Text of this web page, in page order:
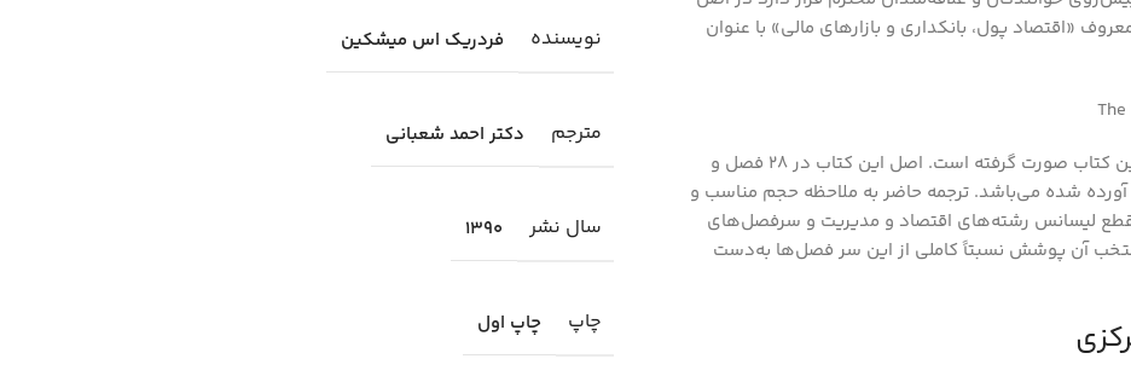
«اقتصاد پول، بانکداري و بازارهاي مالي» با عنوان
تأليف Frederic. S. Miskin که بر اساس نسخه ششم اين کتاب صورت گرفته است. اصل اين کتاب در 28 فصل و
آورده شده مي‌باشد. ترجمه حاضر به ملاحظه حجم مناسب و
ليسانس رشته‌هاي اقتصاد و مديريت و سرفصل‌هاي
آن پوشش نسبتاً کاملي از اين سر فصل‌ها به‌دست
نویسنده فردريك اس ميشكين
مترجم دكتر احمد شعباني
سال نشر 1390
چاپ چاپ اول